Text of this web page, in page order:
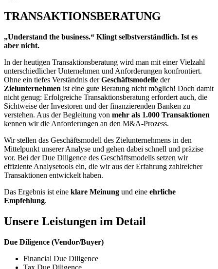
TRANSAKTIONSBERATUNG
„Understand the business.“ Klingt selbstverständlich. Ist es
aber nicht.
In der heutigen Transaktionsberatung wird man mit einer Vielzahl
unterschiedlicher Unternehmen und Anforderungen konfrontiert.
Ohne ein tiefes Verständnis derGeschäftsmodelle der
Zielunternehmen ist eine gute Beratung nicht möglich! Doch damit
nicht genug: Erfolgreiche Transaktionsberatung erfordert auch, die
Sichtweise der Investoren und der finanzierenden Banken zu
verstehen. Aus der Begleitung von mehr als 1.000 Transaktionen
kennen wir die Anforderungen an den M&A-Prozess.
Wir stellen das Geschäftsmodell des Zielunternehmens in den
Mittelpunkt unserer Analyse und gehen dabei schnell und präzise
vor. Bei der Due Diligence des Geschäftsmodells setzen wir
effiziente Analysetools ein, die wir aus der Erfahrung zahlreicher
Transaktionen entwickelt haben.
Das Ergebnis ist eine klare Meinung und eine ehrliche
Empfehlung.
Unsere Leistungen im Detail
Due Diligence (Vendor/Buyer)
Financial Due Diligence
Tax Due Diligence